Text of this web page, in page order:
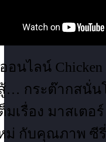
นไลน์ Chicken
… กระต๊ากสนั่น
มเรื่อง มาสเต
ม่ กับคุณภาพ ซี